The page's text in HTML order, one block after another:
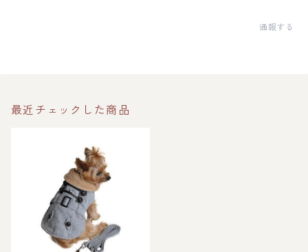
通報する
最近チェックした商品